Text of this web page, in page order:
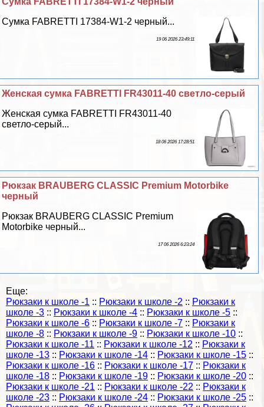
Сумка FABRETTI 17384-W1-2 черный...
19 06 2026 23:49:11
Женская сумка FABRETTI FR43011-40 светло-серый
Женская сумка FABRETTI FR43011-40
светло-серый...
18 06 2026 17:28:51
Рюкзак BRAUBERG CLASSIC Premium Motorbike
черный
Рюкзак BRAUBERG CLASSIC Premium
Motorbike черный...
17 06 2026 6:23:24
Еще:
Рюкзаки к школе -1 :: Рюкзаки к школе -2 :: Рюкзаки к
школе -3 :: Рюкзаки к школе -4 :: Рюкзаки к школе -5 ::
Рюкзаки к школе -6 :: Рюкзаки к школе -7 :: Рюкзаки к
школе -8 :: Рюкзаки к школе -9 :: Рюкзаки к школе -10 ::
Рюкзаки к школе -11 :: Рюкзаки к школе -12 :: Рюкзаки к
школе -13 :: Рюкзаки к школе -14 :: Рюкзаки к школе -15 ::
Рюкзаки к школе -16 :: Рюкзаки к школе -17 :: Рюкзаки к
школе -18 :: Рюкзаки к школе -19 :: Рюкзаки к школе -20 ::
Рюкзаки к школе -21 :: Рюкзаки к школе -22 :: Рюкзаки к
школе -23 :: Рюкзаки к школе -24 :: Рюкзаки к школе -25 ::